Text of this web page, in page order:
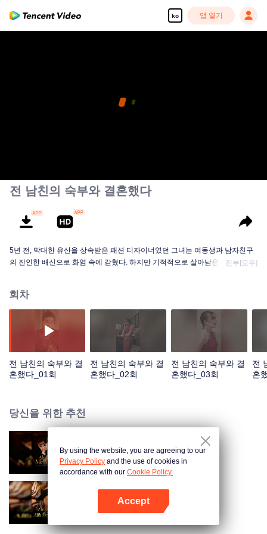
ko 앱 열기
전 남친의 숙부와 결혼했다
5년 전, 막대한 유산을 상속받은 패션 디자이너였던 그녀는 여동생과 남자친구
의 잔인한 배신으로 화염 속에 갇혔다. 하지만 기적적으로 살아남은 그녀는 5년
침없이 고백한다. 하지만 그 순간, 상황은 급반전된다. "뭐라고?! 전 남친의 숙부
가 다른 사람이라고? 그럼 대체... 내 눈앞에 있는 이 남자는 누구지?"
전부[모두]
회차
전 남친의 숙부와 결
혼했다_01회
전 남친의 숙부와 결
혼했다_02회
전 남친의 숙부와 결
혼했다_03회
전
혼
당신을 위한 추천
그대여, 나만 편애해 줘
키스해줘, 나의 운명적 연인
By using the website, you are agreeing to our
Privacy Policy and the use of cookies in
accordance with our Cookie Policy.
Accept